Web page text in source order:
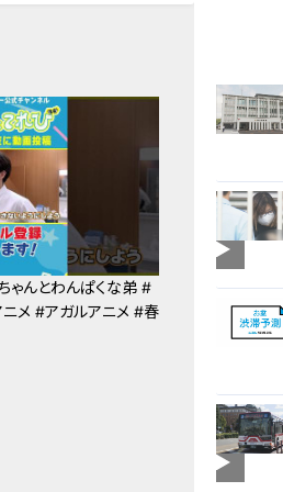
ちゃんとわんぱくな弟 #
メ #アガルアニメ #春